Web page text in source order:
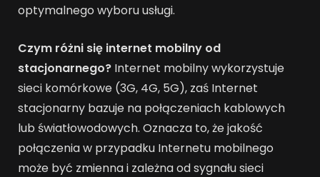
optymalnego wyboru usługi.
Czym różni się internet mobilny od
stacjonarnego? Internet mobilny wykorzystuje
sieci komórkowe (3G, 4G, 5G), zaś Internet
stacjonarny bazuje na połączeniach kablowych
lub światłowodowych. Oznacza to, że jakość
połączenia w przypadku Internetu mobilnego
może być zmienna i zależna od sygnału sieci